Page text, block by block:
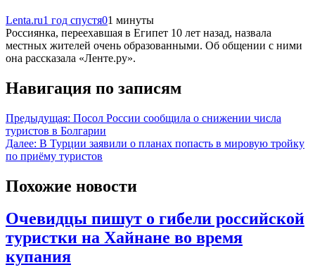
Lenta.ru1 год спустя01 минуты
Россиянка, переехавшая в Египет 10 лет назад, назвала
местных жителей очень образованными. Об общении с ними
она рассказала «Ленте.ру».
Навигация по записям
Предыдущая: Посол России сообщила о снижении числа
туристов в Болгарии
Далее: В Турции заявили о планах попасть в мировую тройку
по приёму туристов
Похожие новости
Очевидцы пишут о гибели российской
туристки на Хайнане во время
купания